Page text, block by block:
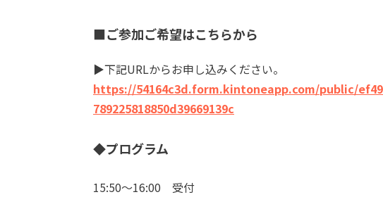
■ご参加ご希望はこちらから
▶下記URLからお申し込みください。
https://54164c3d.form.kintoneapp.com/public/
789225818850d39669139c
◆プログラム
15:50～16:00 受付